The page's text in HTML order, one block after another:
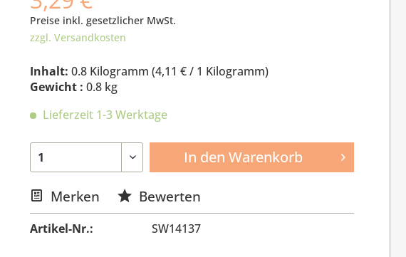
Preise inkl. gesetzlicher MwSt.
zzgl. Versandkosten
Inhalt: 0.8 Kilogramm (4,11 €/ 1 Kilogramm)
Gewicht : 0.8 kg
Lieferzeit 1-3 Werktage
In den Warenkorb
Merken Bewerten
Artikel-Nr.: SW14137